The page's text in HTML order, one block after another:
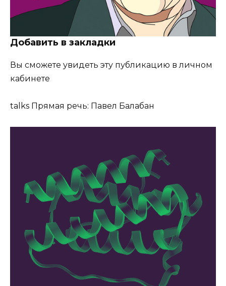
Добавить в закладки
Вы сможете увидеть эту публикацию в личном
кабинете
talks Прямая речь: Павел Балабан